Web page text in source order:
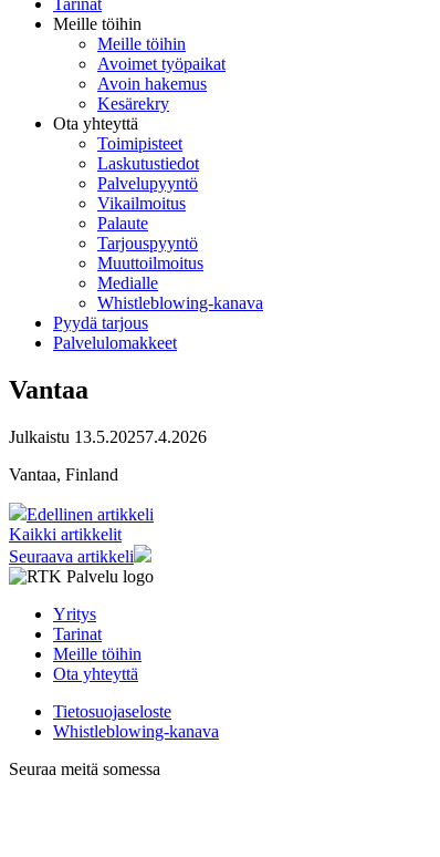
Tarinat
Meille töihin
Meille töihin
Avoimet työpaikat
Avoin hakemus
Kesärekry
Ota yhteyttä
Toimipisteet
Laskutustiedot
Palvelupyyntö
Vikailmoitus
Palaute
Tarjouspyyntö
Muuttoilmoitus
Medialle
Whistleblowing-kanava
Pyydä tarjous
Palvelulomakkeet
Vantaa
Julkaistu 13.5.20257.4.2026
Vantaa, Finland
Edellinen artikkeli
Kaikki artikkelit
Seuraava artikkeli
Yritys
Tarinat
Meille töihin
Ota yhteyttä
Tietosuojaseloste
Whistleblowing-kanava
Seuraa meitä somessa